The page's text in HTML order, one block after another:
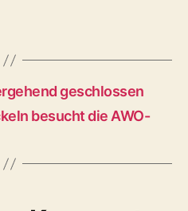
geschlossen
besucht die AWO-